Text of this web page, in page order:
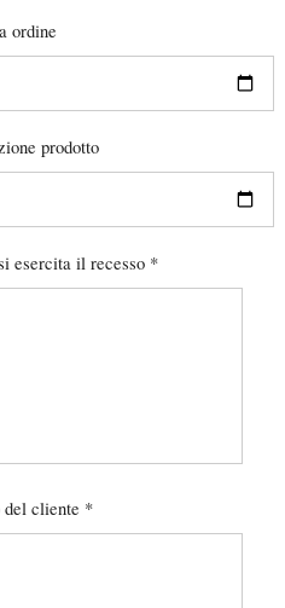
ordine
prodotto
esercita il recesso *
cliente *